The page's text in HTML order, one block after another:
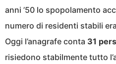
anni ’50 lo spopolamento
numero di residenti stabili
Oggi l’anagrafe conta 31
risiedono stabilmente tutto